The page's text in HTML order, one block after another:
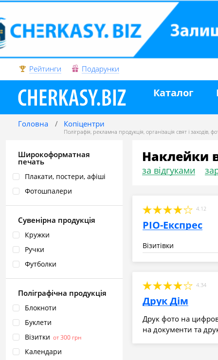
Рейтинги Подарунки
Каталог
Головна Копіцентри
Поліграфія, рекламна продукція, організація свят і заходів,
Широкоформатная
печать
Плакати, постери, афіші
Фотошпалери
Сувенірна продукція
Кружки
Ручки
Футболки
Поліграфічна продукція
Блокноти
Буклети
Візитки от 300 грн
Календари
Наклейки
за відгуками
4.12
РІО-Експрес
Візитівки
4.34
Друк Дім
Друк фото на
на документи та